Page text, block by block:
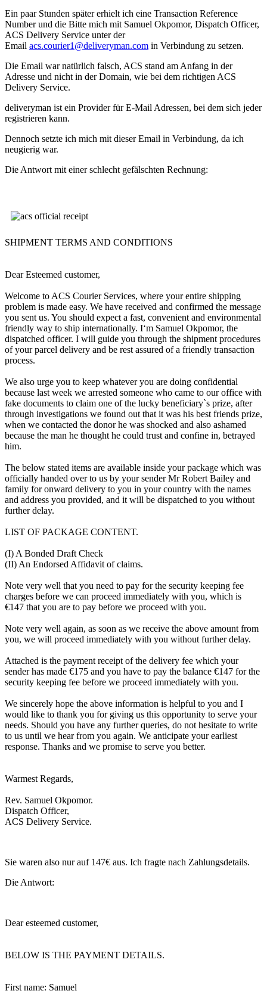
Ein paar Stunden später erhielt ich eine Transaction Reference
Number und die Bitte mich mit Samuel Okpomor, Dispatch Officer,
ACS Delivery Service unter der
Email acs.courier1@deliveryman.com in Verbindung zu setzen.
Die Email war natürlich falsch, ACS stand am Anfang in der
Adresse und nicht in der Domain, wie bei dem richtigen ACS
Delivery Service.
deliveryman ist ein Provider für E-Mail Adressen, bei dem sich jeder
registrieren kann.
Dennoch setzte ich mich mit dieser Email in Verbindung, da ich
neugierig war.
Die Antwort mit einer schlecht gefälschten Rechnung:
SHIPMENT TERMS AND CONDITIONS
Dear Esteemed customer,
Welcome to ACS Courier Services, where your entire shipping
problem is made easy. We have received and confirmed the message
you sent us. You should expect a fast, convenient and environmental
friendly way to ship internationally. I‘m Samuel Okpomor, the
dispatched officer. I will guide you through the shipment procedures
of your parcel delivery and be rest assured of a friendly transaction
process.
We also urge you to keep whatever you are doing confidential
because last week we arrested someone who came to our office with
fake documents to claim one of the lucky beneficiary`s prize, after
through investigations we found out that it was his best friends prize,
when we contacted the donor he was shocked and also ashamed
because the man he thought he could trust and confine in, betrayed
him.
The below stated items are available inside your package which was
officially handed over to us by your sender Mr Robert Bailey and
family for onward delivery to you in your country with the names
and address you provided, and it will be dispatched to you without
further delay.
LIST OF PACKAGE CONTENT.
(I) A Bonded Draft Check
(II) An Endorsed Affidavit of claims.
Note very well that you need to pay for the security keeping fee
charges before we can proceed immediately with you, which is
€147 that you are to pay before we proceed with you.
Note very well again, as soon as we receive the above amount from
you, we will proceed immediately with you without further delay.
Attached is the payment receipt of the delivery fee which your
sender has made €175 and you have to pay the balance €147 for the
security keeping fee before we proceed immediately with you.
We sincerely hope the above information is helpful to you and I
would like to thank you for giving us this opportunity to serve your
needs. Should you have any further queries, do not hesitate to write
to us until we hear from you again. We anticipate your earliest
response. Thanks and we promise to serve you better.
Warmest Regards,
Rev. Samuel Okpomor.
Dispatch Officer,
ACS Delivery Service.
Sie waren also nur auf 147€ aus. Ich fragte nach Zahlungsdetails.
Die Antwort:
Dear esteemed customer,
BELOW IS THE PAYMENT DETAILS.
First name: Samuel